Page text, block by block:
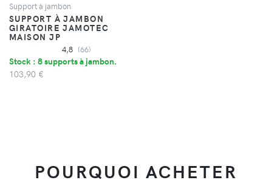
Support à jambon
SUPPORT À JAMBON
GIRATOIRE JAMOTEC
MAISON JP
4,8 (66)
Stock : 8 supports à jambon.
103,90 €
POURQUOI ACHETER